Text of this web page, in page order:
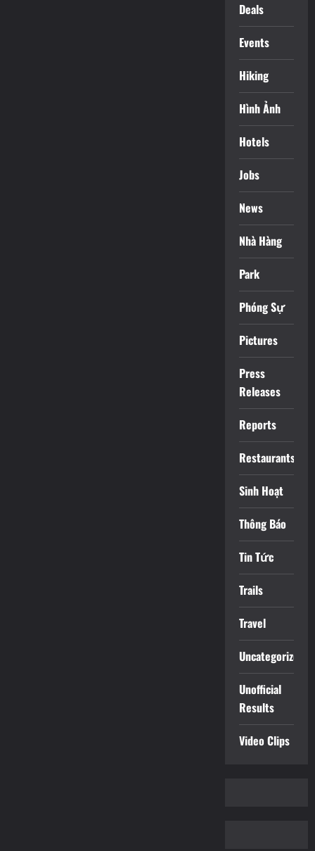
Deals
Events
Hiking
Hình Ảnh
Hotels
Jobs
News
Nhà Hàng
Park
Phóng Sự
Pictures
Press
Releases
Reports
Restaurants
Sinh Hoạt
Thông Báo
Tin Tức
Trails
Travel
Uncategorized
Unofficial
Results
Video Clips